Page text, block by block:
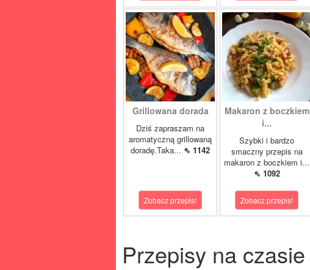
Grillowana dorada
Dziś zapraszam na
aromatyczną grillowaną
doradę.Taka... ⇖ 1142
Zobacz przepis!
Makaron z boczkiem
i...
Szybki i bardzo
smaczny przepis na
makaron z boczkiem i...
⇖ 1092
Zobacz przepis!
Przepisy na czasie